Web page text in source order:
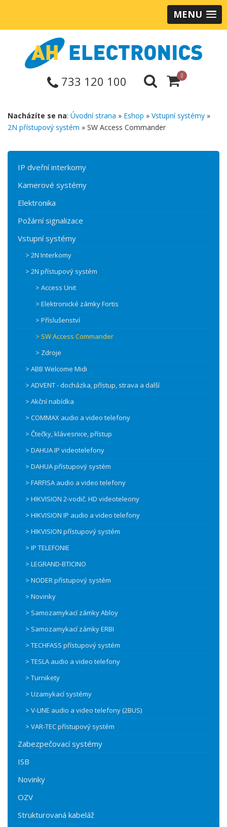
MENU
733 120 100 0
Nacházíte se na: Úvodní strana » Eshop » Vstupní systémy »
2N přístupový systém » SW Access Commander
IP dveřní interkomy
Kamerové systémy
Elektronika
Požární signalizace
Vstupní systémy
> 2N Interkomy
> 2N přístupový systém
> Access Unit
> Elektronické zámky Fortis
> Příslušenství
> SW Access Commander
> Zdroje
> ABB Welcome Midi
> ADVENT - docházka, přístup, strava a další
> Akční nabídka
> COMMAX audio a video telefony
> Čtečky, klávesnice, přístup
> DAHUA IP videotelefony
> DAHUA přístupový systém
> FARFISA audio a video telefony
> HIKVISION 2-vodič. HD videoteleony
> HIKVISION IP audio a video telefony
> HIKVISION přístupový systém
> IP TELEFONIE
> LEGRAND-BTICINO
> NODER přístupový systém
> Novinky
> Samozamykací zámky Abloy
> Samozamykací zámky ERBI
> TECHFASS přístupový systém
> TESLA audio a video telefony
> Turnikety
> Uzamykací systémy
> V-LINE audio a video telefony (2BUS)
> VAR-TEC přístupový systém
Zabezpečovací systémy
ISB
Novinky
OZV
Strukturovaná kabeláž